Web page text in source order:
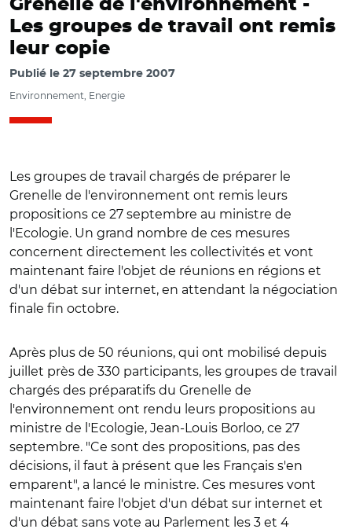
Grenelle de l'environnement -
Les groupes de travail ont remis
leur copie
Publié le 27 septembre 2007
Environnement, Energie
Les groupes de travail chargés de préparer le
Grenelle de l'environnement ont remis leurs
propositions ce 27 septembre au ministre de
l'Ecologie. Un grand nombre de ces mesures
concernent directement les collectivités et vont
maintenant faire l'objet de réunions en régions et
d'un débat sur internet, en attendant la négociation
finale fin octobre.
Après plus de 50 réunions, qui ont mobilisé depuis
juillet près de 330 participants, les groupes de travail
chargés des préparatifs du Grenelle de
l'environnement ont rendu leurs propositions au
ministre de l'Ecologie, Jean-Louis Borloo, ce 27
septembre. "Ce sont des propositions, pas des
décisions, il faut à présent que les Français s'en
emparent", a lancé le ministre. Ces mesures vont
maintenant faire l'objet d'un débat sur internet et
d'un débat sans vote au Parlement les 3 et 4